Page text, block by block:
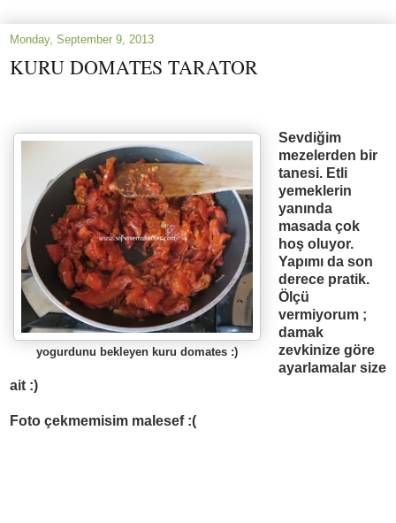
Monday, September 9, 2013
KURU DOMATES TARATOR
yogurdunu bekleyen kuru domates :)
Sevdiğim
mezelerden bir
tanesi. Etli
yemeklerin
yanında
masada çok
hoşoluyor.
Yapımıda son
derece pratik.
Ölçü
vermiyorum ;
damak
zevkinize göre
ayarlamalar size
ait :)
Foto çekmemisim malesef :(